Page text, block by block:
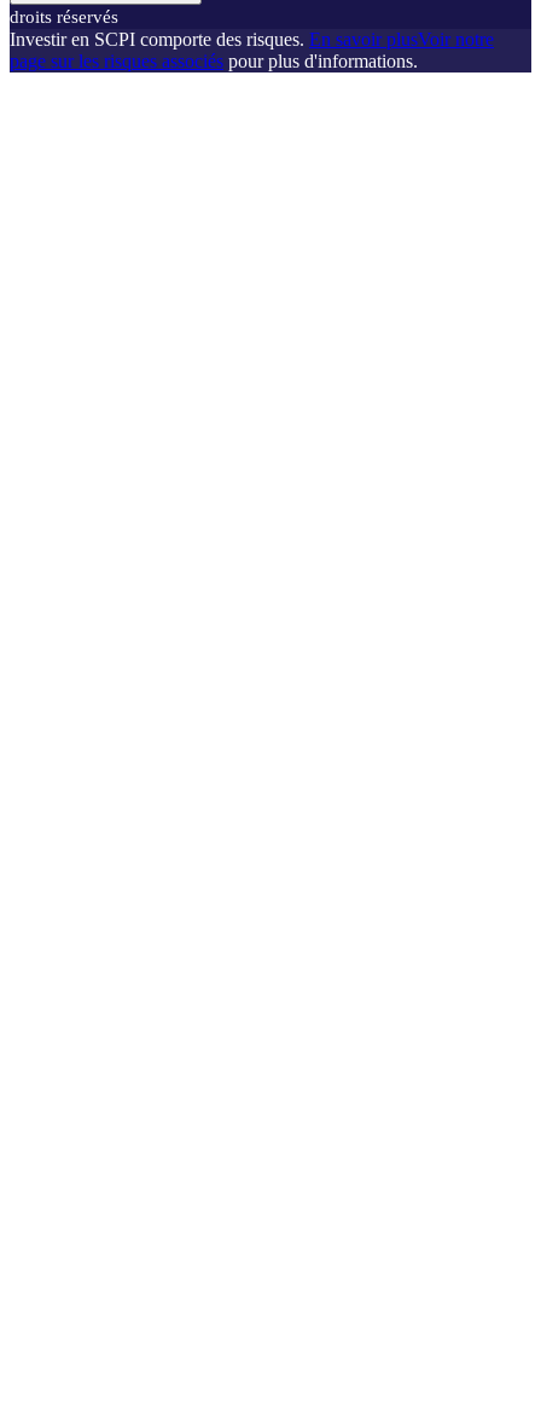
droits réservés
Investir en SCPI comporte des risques. En savoir plusVoir notre
page sur les risques associés pour plus d'informations.